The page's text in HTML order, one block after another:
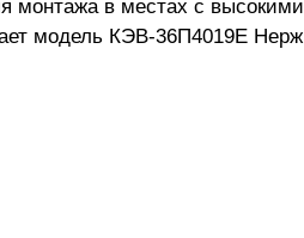
монтажа в местах с
модель КЭВ-36П4019Е